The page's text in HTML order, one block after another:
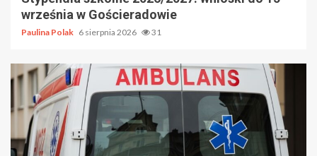
września w Gościeradowie
Paulina Polak 6 sierpnia 2026 31